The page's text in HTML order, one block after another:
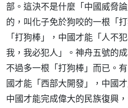
部。這決不是什麼「中國威脅
的，叫化子免於狗咬的一根「
「打狗棒」，中國才能「人不
我，我必犯人」。神舟五號的
不過多一根「打狗棒」而已。
國才能「西部大開發」，中國
中國才能完成偉大的民族復興